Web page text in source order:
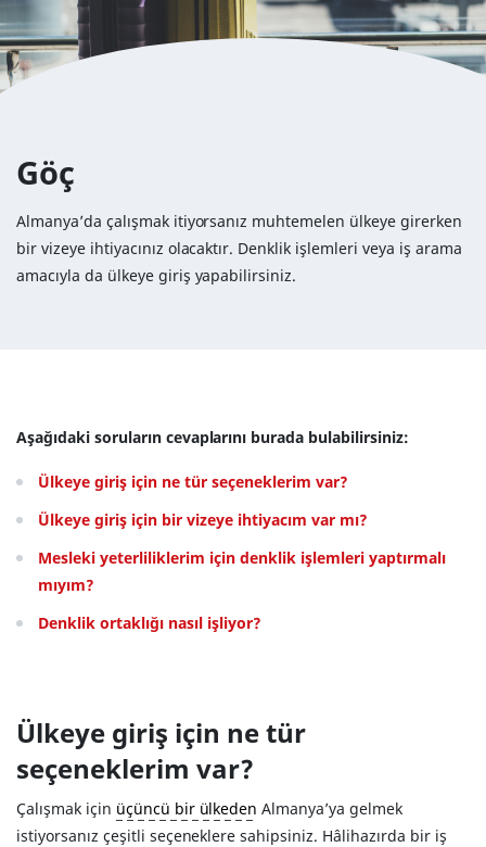
Göç
Almanya’da çalışmak itiyorsanız muhtemelen ülkeye girerken
bir vizeye ihtiyacınız olacaktır. Denklik işlemleri veya iş arama
amacıyla da ülkeye giriş yapabilirsiniz.
Aşağıdaki soruların cevaplarını burada bulabilirsiniz:
Ülkeye giriş için ne tür seçeneklerim var?
Ülkeye giriş için bir vizeye ihtiyacım var mı?
Mesleki yeterliliklerim için denklik işlemleri yaptırmalı
mıyım?
Denklik ortaklığı nasıl işliyor?
Ülkeye giriş için ne tür
seçeneklerim var?
Çalışmak için üçüncü bir ülkeden Almanya’ya gelmek
istiyorsanız çeşitli seçeneklere sahipsiniz. Hâlihazırda bir iş